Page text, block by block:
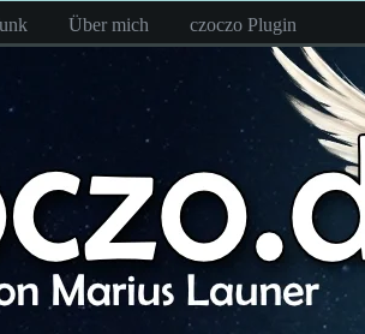
Über mich czoczo Plugin